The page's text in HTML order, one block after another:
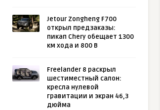
Jetour Zongheng F700
открыл предзаказы:
пикап Chery обещает 1300
км хода и 800 В
Freelander 8 раскрыл
шестиместный салон:
кресла нулевой
гравитации и экран 46,3
дюйма